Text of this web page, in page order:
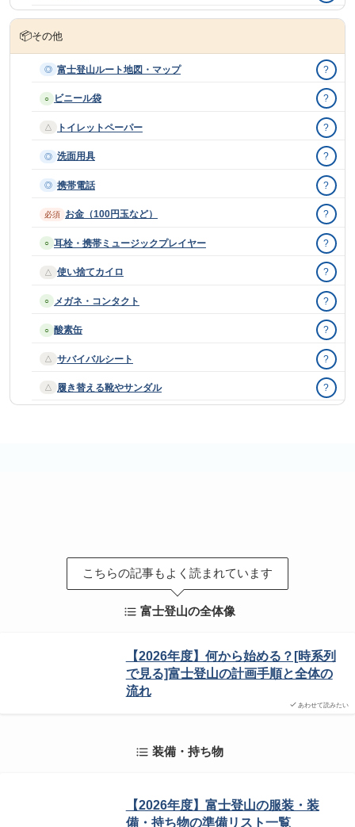
📦その他
◎ 富士登山ルート地図・マップ ?
○ ビニール袋 ?
△ トイレットペーパー ?
◎ 洗面用具 ?
◎ 携帯電話 ?
必須 お金（100円玉など） ?
○ 耳栓・携帯ミュージックプレイヤー ?
△ 使い捨てカイロ ?
○ メガネ・コンタクト ?
○ 酸素缶 ?
△ サバイバルシート ?
△ 履き替える靴やサンダル ?
こちらの記事もよく読まれています
富士登山の全体像
あわせて読みたい
【2026年度】何から始める？[時系列
で見る]富士登山の計画手順と全体の
流れ
装備・持ち物
【2026年度】富士登山の服装・装
備・持ち物の準備リスト一覧